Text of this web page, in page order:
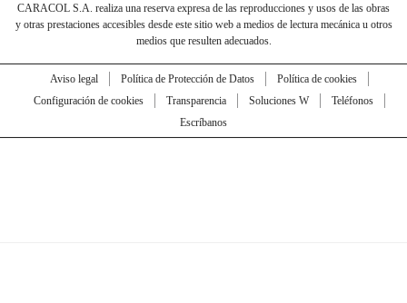
CARACOL S.A. realiza una reserva expresa de las reproducciones y usos de las obras
y otras prestaciones accesibles desde este sitio web a medios de lectura mecánica u otros
medios que resulten adecuados.
Aviso legal Política de Protección de Datos
Política de cookies
Configuración de cookies
Transparencia Soluciones W
Teléfonos
Escríbanos